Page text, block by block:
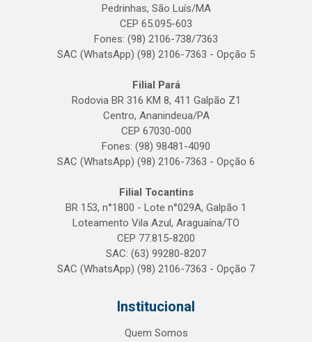
Pedrinhas, São Luís/MA
CEP 65.095-603
Fones: (98) 2106-738/7363
SAC (WhatsApp) (98) 2106-7363 - Opção 5
Filial Pará
Rodovia BR 316 KM 8, 411 Galpão Z1
Centro, Ananindeua/PA
CEP 67030-000
Fones: (98) 98481-4090
SAC (WhatsApp) (98) 2106-7363 - Opção 6
Filial Tocantins
BR 153, n°1800 - Lote n°029A, Galpão 1
Loteamento Vila Azul, Araguaína/TO
CEP 77.815-8200
SAC: (63) 99280-8207
SAC (WhatsApp) (98) 2106-7363 - Opção 7
Institucional
Quem Somos